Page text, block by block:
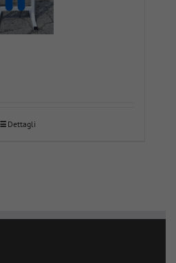
Dettagli